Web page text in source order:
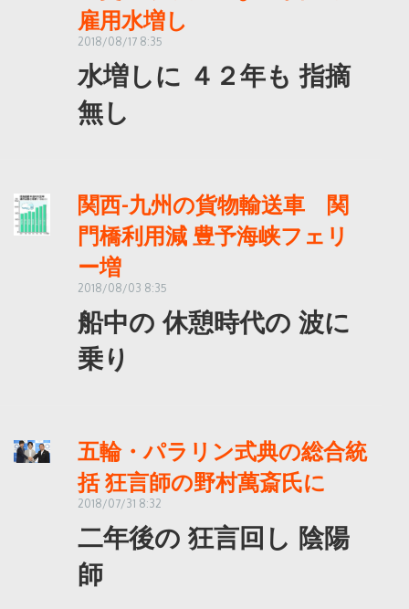
雇用水増し
2018/08/17 8:35
水増しに ４２年も 指摘
無し
関西-九州の貨物輸送車 関
門橋利用減 豊予海峡フェリ
ー増
2018/08/03 8:35
船中の 休憩時代の 波に
乗り
五輪・パラリン式典の総合統
括 狂言師の野村萬斎氏に
2018/07/31 8:32
二年後の 狂言回し 陰陽
師